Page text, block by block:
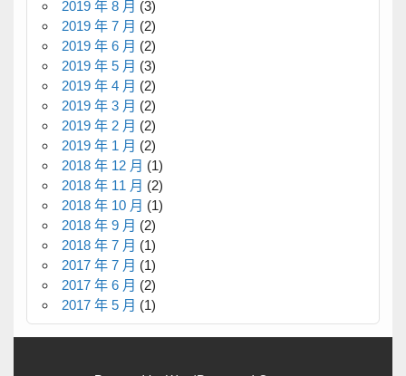
2019 年 8 月 (3)
2019 年 7 月 (2)
2019 年 6 月 (2)
2019 年 5 月 (3)
2019 年 4 月 (2)
2019 年 3 月 (2)
2019 年 2 月 (2)
2019 年 1 月 (2)
2018 年 12 月 (1)
2018 年 11 月 (2)
2018 年 10 月 (1)
2018 年 9 月 (2)
2018 年 7 月 (1)
2017 年 7 月 (1)
2017 年 6 月 (2)
2017 年 5 月 (1)